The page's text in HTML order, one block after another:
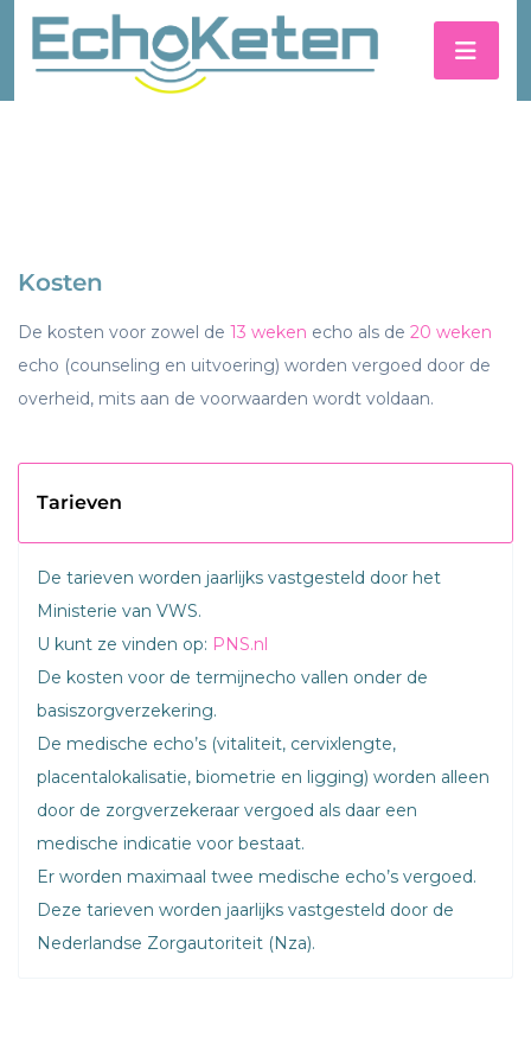
Kosten
De kosten voor zowel de 13 weken echo als de 20 weken
echo (counseling en uitvoering) worden vergoed door de
overheid, mits aan de voorwaarden wordt voldaan.
Tarieven
De tarieven worden jaarlijks vastgesteld door het
Ministerie van VWS.
U kunt ze vinden op: PNS.nl
De kosten voor de termijnecho vallen onder de
basiszorgverzekering.
De medische echo’s (vitaliteit, cervixlengte,
placentalokalisatie, biometrie en ligging) worden alleen
door de zorgverzekeraar vergoed als daar een
medische indicatie voor bestaat.
Er worden maximaal twee medische echo’s vergoed.
Deze tarieven worden jaarlijks vastgesteld door de
Nederlandse Zorgautoriteit (Nza).